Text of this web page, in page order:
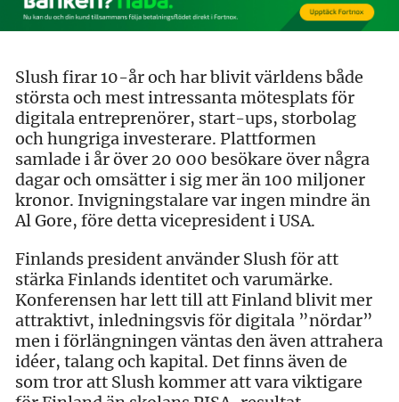
Slush firar 10-år och har blivit världens både
största och mest intressanta mötesplats för
digitala entreprenörer, start-ups, storbolag
och hungriga investerare. Plattformen
samlade i år över 20 000 besökare över några
dagar och omsätter i sig mer än 100 miljoner
kronor. Invigningstalare var ingen mindre än
Al Gore, före detta vicepresident i USA.
Finlands president använder Slush för att
stärka Finlands identitet och varumärke.
Konferensen har lett till att Finland blivit mer
attraktivt, inledningsvis för digitala ”nördar”
men i förlängningen väntas den även attrahera
idéer, talang och kapital. Det finns även de
som tror att Slush kommer att vara viktigare